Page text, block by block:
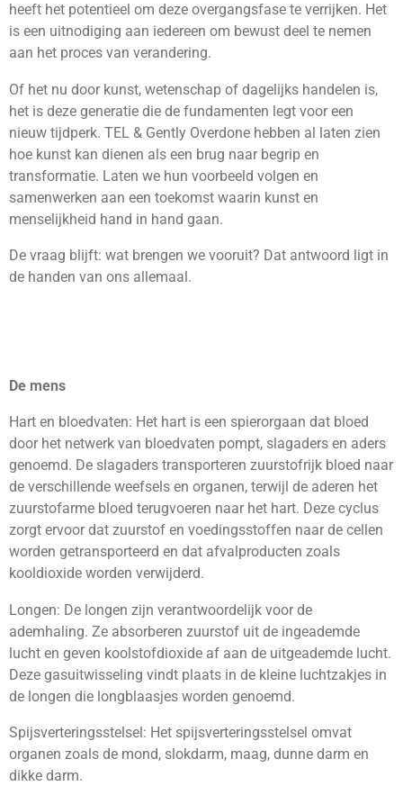
heeft het potentieel om deze overgangsfase te verrijken. Het
is een uitnodiging aan iedereen om bewust deel te nemen
aan het proces van verandering.
Of het nu door kunst, wetenschap of dagelijks handelen is,
het is deze generatie die de fundamenten legt voor een
nieuw tijdperk. TEL & Gently Overdone hebben al laten zien
hoe kunst kan dienen als een brug naar begrip en
transformatie. Laten we hun voorbeeld volgen en
samenwerken aan een toekomst waarin kunst en
menselijkheid hand in hand gaan.
De vraag blijft: wat brengen we vooruit? Dat antwoord ligt in
de handen van ons allemaal.
De mens
Hart en bloedvaten: Het hart is een spierorgaan dat bloed
door het netwerk van bloedvaten pompt, slagaders en aders
genoemd. De slagaders transporteren zuurstofrijk bloed naar
de verschillende weefsels en organen, terwijl de aderen het
zuurstofarme bloed terugvoeren naar het hart. Deze cyclus
zorgt ervoor dat zuurstof en voedingsstoffen naar de cellen
worden getransporteerd en dat afvalproducten zoals
kooldioxide worden verwijderd.
Longen: De longen zijn verantwoordelijk voor de
ademhaling. Ze absorberen zuurstof uit de ingeademde
lucht en geven koolstofdioxide af aan de uitgeademde lucht.
Deze gasuitwisseling vindt plaats in de kleine luchtzakjes in
de longen die longblaasjes worden genoemd.
Spijsverteringsstelsel: Het spijsverteringsstelsel omvat
organen zoals de mond, slokdarm, maag, dunne darm en
dikke darm.